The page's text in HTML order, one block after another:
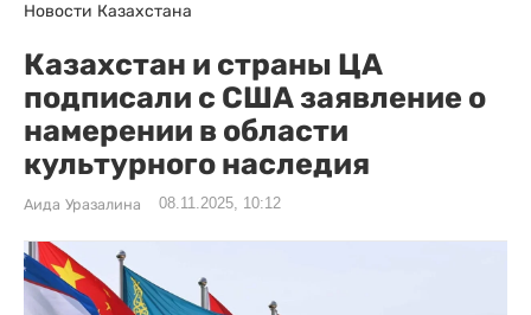
Новости Казахстана
Казахстан и страны ЦА
подписали с США заявление о
намерении в области
культурного наследия
Аида Уразалина 08.11.2025, 10:12